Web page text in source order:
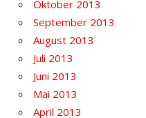
Oktober 2013
September 2013
August 2013
Juli 2013
Juni 2013
Mai 2013
April 2013